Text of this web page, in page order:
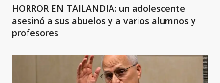
HORROR EN TAILANDIA: un adolescente
asesinó a sus abuelos y a varios alumnos y
profesores